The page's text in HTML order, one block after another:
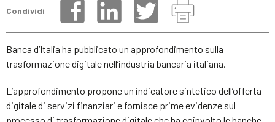
Condividi
Banca d’Italia ha pubblicato un approfondimento sulla
trasformazione digitale nell’industria bancaria italiana.
L’approfondimento propone un indicatore sintetico dell’offerta
digitale di servizi finanziari e fornisce prime evidenze sul